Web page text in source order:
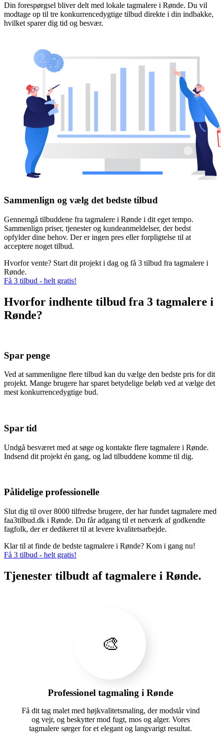
Din forespørgsel bliver delt med lokale tagmalere i Rønde. Du vil
modtage op til tre konkurrencedygtige tilbud direkte i din indbakke,
hvilket sparer dig tid og besvær.
Sammenlign og vælg det bedste tilbud
Gennemgå tilbuddene fra tagmalere i Rønde i dit eget tempo.
Sammenlign priser, tjenester og kundeanmeldelser, der bedst
opfylder dine behov. Der er ingen pres eller forpligtelse til at
acceptere noget tilbud.
Hvorfor vente? Start dit projekt i dag og få 3 tilbud fra tagmalere i
Rønde.
Få 3 tilbud - helt gratis!
Hvorfor indhente tilbud fra 3 tagmalere i
Rønde?
Spar penge
Ved at sammenligne flere tilbud kan du vælge den bedste pris for dit
projekt. Mange brugere har sparet betydelige beløb ved at vælge det
mest konkurrencedygtige bud.
Spar tid
Undgå besværet med at søge og kontakte flere tagmalere i Rønde.
Indsend dit projekt én gang, og lad tilbuddene komme til dig.
Pålidelige professionelle
Slut dig til over 8000 tilfredse brugere, der har fundet tagmalere med
faa3tilbud.dk i Rønde. Du får adgang til et netværk af godkendte
fagfolk, der er dedikeret til at levere kvalitetsarbejde.
Klar til at finde de bedste tagmalere i Rønde? Kom i gang nu!
Få 3 tilbud - helt gratis!
Tjenester tilbudt af tagmalere i Rønde.
🎨
Professionel tagmaling i Rønde
Få dit tag malet med højkvalitetsmaling, der modstår vind
og vejr, og beskytter mod fugt, mos og alger. Vores
tagmalere sørger for et elegant og langvarigt resultat.